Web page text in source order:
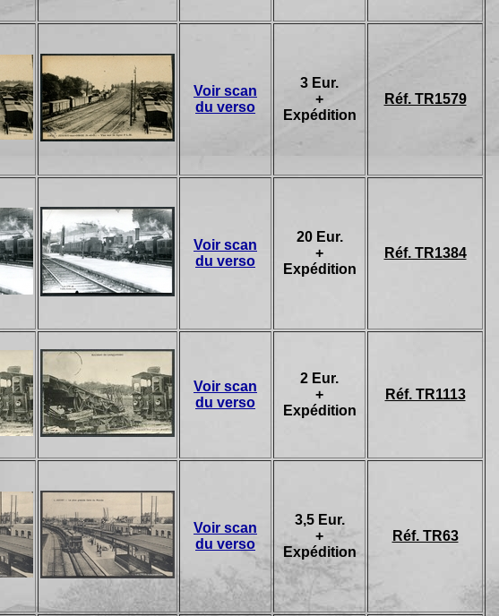
Voir scan
du verso
3 Eur.
+
Expédition
Réf. TR1579
Voir scan
du verso
20 Eur.
+
Expédition
Réf. TR1384
Voir scan
du verso
2 Eur.
+
Expédition
Réf. TR1113
Voir scan
du verso
3,5 Eur.
+
Expédition
Réf. TR63